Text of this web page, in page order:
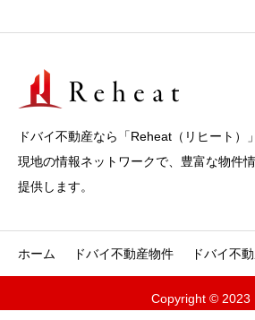
ドバイ不動産なら「Reheat（リヒート）
現地の情報ネットワークで、豊富な物件
提供します。
ホーム ドバイ不動産物件 ドバイ不
Copyright © 2023
 
ドバイ物件情報 おすす